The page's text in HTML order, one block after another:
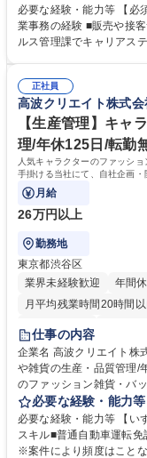
ブランド商品の事務業務をお任せいた
舗からの発注受付/PC入
録 ■日々の売上抽出・報
必要な経験・能力等 【必
業事務の経験 ■販売や接客サービスの経験
ルス管理課でキャリアス
や個別面談を通してご自
もバックアップしていきます。 学歴・資格 学歴：大学院 大
専修学校 高校 語学力：
正社員
高波クリエイト株式会
【生産管理】キャ
理/年休125日/転勤
人気キャラクターのファッシ
手掛ける当社にて、自社企画・
けるやりがいのあるポジション
月給
26万円以上
勤務地
東京都渋谷区
業界未経験歓迎
年間
月平均残業時間20時間
住宅手当あり
完全週休2日制
交通費
仕事の内容
企業名 高波クリエイト株式会社 求人名 【生産管理】キャラ
や雑貨の生産・品質管理/年休125日/転勤無
のファッション雑貨・バ
掛ける当社にて、自社企
わいい』を届けるやりがいのあるポ
クターライセンスを活用
画段階から納品まで、商
必要な経験・能力等
必要な経験・能力等 【い
スキル■普通自動車運転
※案件により頻度はこと